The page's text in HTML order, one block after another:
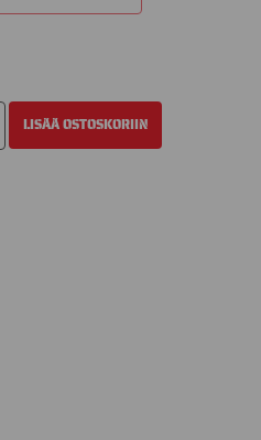
LISÄÄ OSTOSKORIIN